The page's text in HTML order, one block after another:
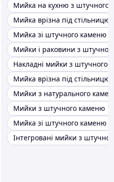
Мийка на кухню з штучного
Мийка врізна під стільницю
Мийка зі штучного каменю
Мийки і раковини з
Накладні мийки з штучного
Мийка врізна під стільницю
Мийки з натурального
Мийки з штучного каменю
Мийка зі штучного каменю
Інтегровані мийки з